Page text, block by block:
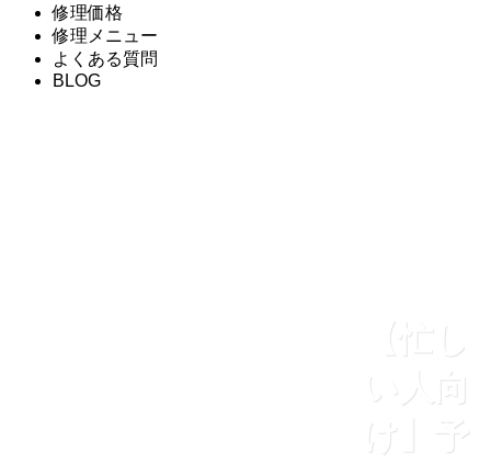
修理価格
修理メニュー
よくある質問
BLOG
【忙し
い人向
け】予